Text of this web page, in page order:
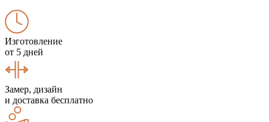
Изготовление
от 5 дней
Замер, дизайн
и доставка бесплатно